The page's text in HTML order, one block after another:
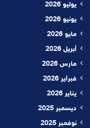
يوليو 2026
يونيو 2026
مايو 2026
أبريل 2026
مارس 2026
فبراير 2026
يناير 2026
ديسمبر 2025
نوفمبر 2025